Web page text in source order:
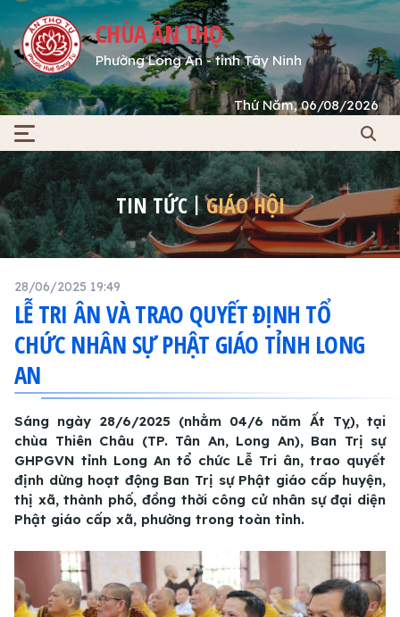
CHÙA ÂN THỌ
Phường Long An - tỉnh Tây Ninh
Thứ Năm, 06/08/2026
TIN TỨC GIÁO HỘI
28/06/2025 19:49
LỄ TRI ÂN VÀ TRAO QUYẾT ĐỊNH TỔ
CHỨC NHÂN SỰ PHẬT GIÁO TỈNH LONG
AN
Sáng ngày 28/6/2025 (nhằm 04/6 năm Ất Tỵ), tại
chùa Thiên Châu (TP. Tân An, Long An), Ban Trị sự
GHPGVN tỉnh Long An tổ chức Lễ Tri ân, trao quyết
định dừng hoạt động Ban Trị sự Phật giáo cấp huyện,
thị xã, thành phố, đồng thời công cử nhân sự đại diện
Phật giáo cấp xã, phường trong toàn tỉnh.